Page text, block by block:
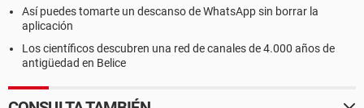
Así puedes tomarte un descanso de WhatsApp sin borrar la
aplicación
Los científicos descubren una red de canales de 4.000 años de
antigüedad en Belice